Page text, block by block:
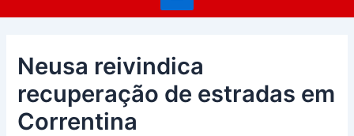
Neusa reivindica
recuperação de estradas em
Correntina